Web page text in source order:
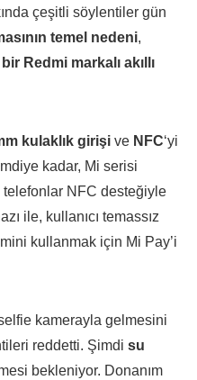
çeşitli söylentiler gün
temel nedeni,
Redmi markalı akıllı
kulaklık girişi ve NFC‘yi
kadar, Mi serisi
telefonlar NFC desteğiyle
ile, kullanıcı temassız
kullanmak için Mi Pay’i
kamerayla gelmesini
reddetti. Şimdi su
bekleniyor. Donanım